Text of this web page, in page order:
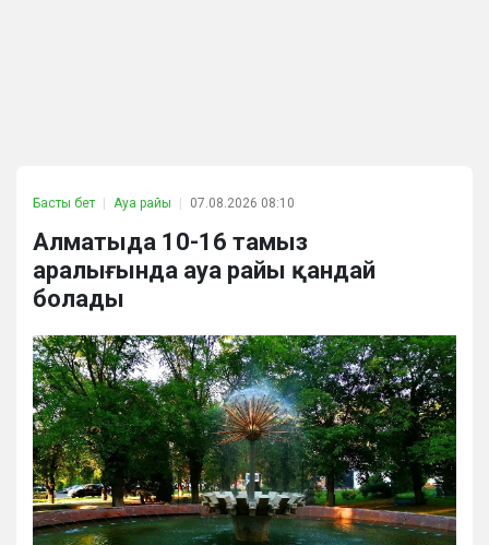
Басты бет Ауа райы 07.08.2026 08:10
Алматыда 10-16 тамыз
аралығында ауа райы қандай
болады